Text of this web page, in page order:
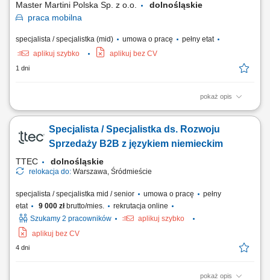
Master Martini Polska Sp. z o.o.
dolnośląskie
praca mobilna
specjalista / specjalistka (mid) umowa o pracę
pełny etat
aplikuj szybko
aplikuj bez CV
1 dni
pokaż opis
Opis stanowiska: Budowanie i rozwijanie długoterminowych relacji z
produktowe oraz prezentowanie rozwiązań dopasowanych do potrzeb
klientów. Prowadzenie pokazów i spotkań handlowych w siedzibach
Specjalista / Specjalistka ds. Rozwoju
Sprzedaży B2B z językiem niemieckim
TTEC dolnośląskie
relokacja do: Warszawa, Śródmieście
specjalista / specjalistka mid / senior umowa o pracę
pełny
etat
9 000 złbrutto/mies.
rekrutacja online
Szukamy 2 pracowników
aplikuj szybko
aplikuj bez CV
4 dni
pokaż opis